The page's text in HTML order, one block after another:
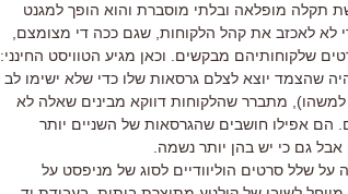
מופלאה ובלתי מוסברת והוא הופך למגנט
לא לאכזב את קהל הלקוחות, שגם ככה די מצומצם,
שלקוחותיהם מבקשים. וכאן מגיע הטוויסט החינני:
שהצמד יוצא לצלם גרסאות שלו כדי שלא ישימו לב
מתברר שהלקוחות דווקא מבינים שאלה לא
אפילו חושבים שהגרסאות של השניים יותר
גם כי יש בהן יותר נשמה.
שלל סרטים הוליוודיים לסוג של מניפסט על